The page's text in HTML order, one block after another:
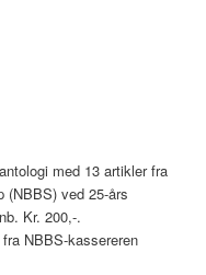
med 13 artikler fra
(NBBS) ved 25-års
Kr. 200,-.
NBBS-kassereren